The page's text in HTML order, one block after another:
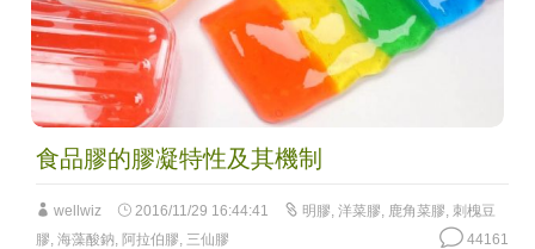
食品膠的膠凝特性及其機制
wellwiz 2016/11/29 16:44:41 明膠, 洋菜膠, 鹿角菜膠, 刺槐豆
膠, 海藻酸鈉, 阿拉伯膠, 三仙膠 44161